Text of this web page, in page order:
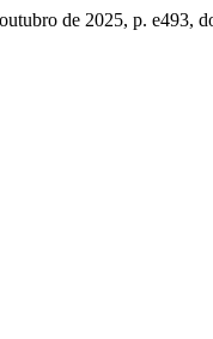
de 2025, p. e493,